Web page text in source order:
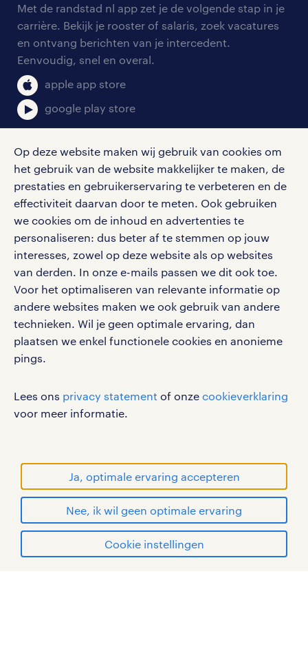
Op deze website maken wij gebruik van cookies om
het gebruik van de website makkelijker te maken, de
prestaties en gebruikerservaring te verbeteren en de
effectiviteit daarvan door te meten. Ook gebruiken
we cookies om de inhoud en advertenties te
personaliseren: dus beter af te stemmen op jouw
interesses, zowel op deze website als op websites
van derden. In onze e-mails passen we dit ook toe.
Voor het optimaliseren van relevante informatie op
andere websites maken we ook gebruik van andere
technieken. Wil je geen optimale ervaring, dan
plaatsen we enkel functionele cookies en anonieme
pings.
Lees ons privacy statement of onze cookieverklaring
voor meer informatie.
Ja, optimale ervaring accepteren
Nee, ik wil geen optimale ervaring
Cookie instellingen
personeel gezocht
aanmelden nieuwsbrief
blogs en artikelen
salarischecker
bruto-netto calculator
onze vestigingen
pers
klachten en misstanden
Met de randstad nl app zet je de volgende stap in je
carrière. Bekijk je rooster of salaris, zoek vacatures
en ontvang berichten van je intercedent.
Eenvoudig, snel en overal.
apple app store
google play store
social media
Volg ons voor de leukste content omtrent
vacatures, solliciteren en inspiratie.
werken bij randstad
gebruikersvoorwaarden
privacystatement
cookies
handelsmerken van Randstad N.V.
© Randstad 2026